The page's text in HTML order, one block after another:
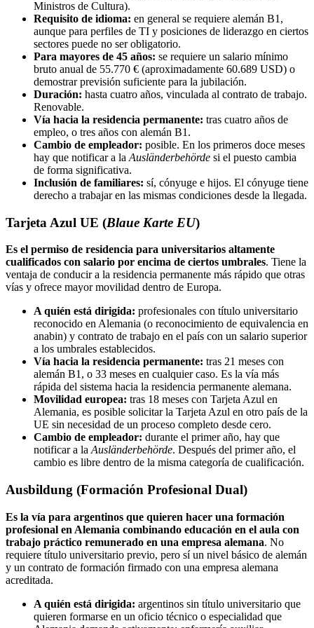
Ministros de Cultura).
Requisito de idioma: en general se requiere alemán B1,
aunque para perfiles de TI y posiciones de liderazgo en ciertos
sectores puede no ser obligatorio.
Para mayores de 45 años: se requiere un salario mínimo
bruto anual de 55.770 € (aproximadamente 60.689 USD) o
demostrar previsión suficiente para la jubilación.
Duración: hasta cuatro años, vinculada al contrato de trabajo.
Renovable.
Vía hacia la residencia permanente: tras cuatro años de
empleo, o tres años con alemán B1.
Cambio de empleador: posible. En los primeros doce meses
hay que notificar a la Ausländerbehörde si el puesto cambia
de forma significativa.
Inclusión de familiares: sí, cónyuge e hijos. El cónyuge tiene
derecho a trabajar en las mismas condiciones desde la llegada.
Tarjeta Azul UE (Blaue Karte EU)
Es el permiso de residencia para universitarios altamente
cualificados con salario por encima de ciertos umbrales. Tiene la
ventaja de conducir a la residencia permanente más rápido que otras
vías y ofrece mayor movilidad dentro de Europa.
A quién está dirigida: profesionales con título universitario
reconocido en Alemania (o reconocimiento de equivalencia en
anabin) y contrato de trabajo en el país con un salario superior
a los umbrales establecidos.
Vía hacia la residencia permanente: tras 21 meses con
alemán B1, o 33 meses en cualquier caso. Es la vía más
rápida del sistema hacia la residencia permanente alemana.
Movilidad europea: tras 18 meses con Tarjeta Azul en
Alemania, es posible solicitar la Tarjeta Azul en otro país de la
UE sin necesidad de un proceso completo desde cero.
Cambio de empleador: durante el primer año, hay que
notificar a la Ausländerbehörde. Después del primer año, el
cambio es libre dentro de la misma categoría de cualificación.
Ausbildung (Formación Profesional Dual)
Es la vía para argentinos que quieren hacer una formación
profesional en Alemania combinando educación en el aula con
trabajo práctico remunerado en una empresa alemana. No
requiere título universitario previo, pero sí un nivel básico de alemán
y un contrato de formación firmado con una empresa alemana
acreditada.
A quién está dirigida: argentinos sin título universitario que
quieren formarse en un oficio técnico o especialidad que